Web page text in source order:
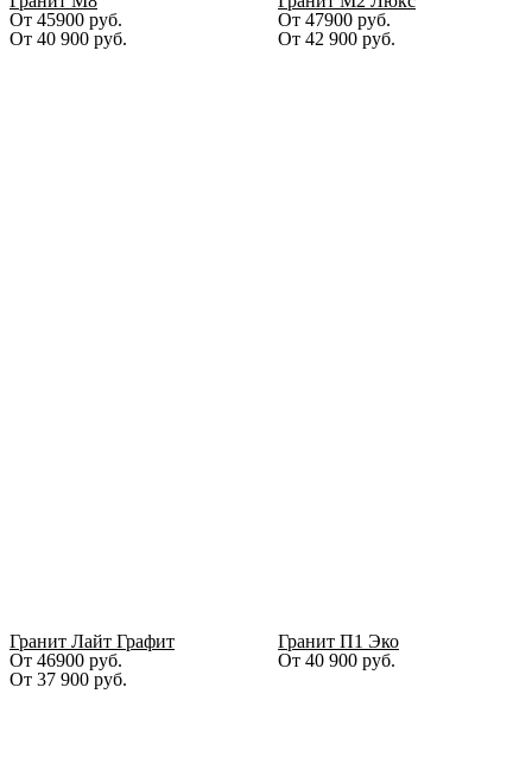
От 45900 руб.
От 40 900 руб.
От 47900 руб.
От 42 900 руб.
Гранит Лайт Графит
От 46900 руб.
От 37 900 руб.
Гранит П1 Эко
От 40 900 руб.